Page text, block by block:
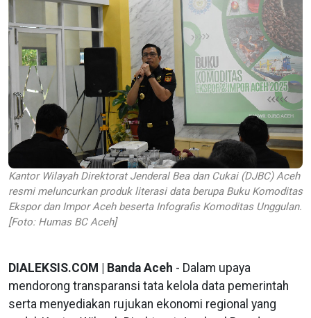
Kantor Wilayah Direktorat Jenderal Bea dan Cukai (DJBC) Aceh
resmi meluncurkan produk literasi data berupa Buku Komoditas
Ekspor dan Impor Aceh beserta Infografis Komoditas Unggulan.
[Foto: Humas BC Aceh]
DIALEKSIS.COM | Banda Aceh - Dalam upaya
mendorong transparansi tata kelola data pemerintah
serta menyediakan rujukan ekonomi regional yang